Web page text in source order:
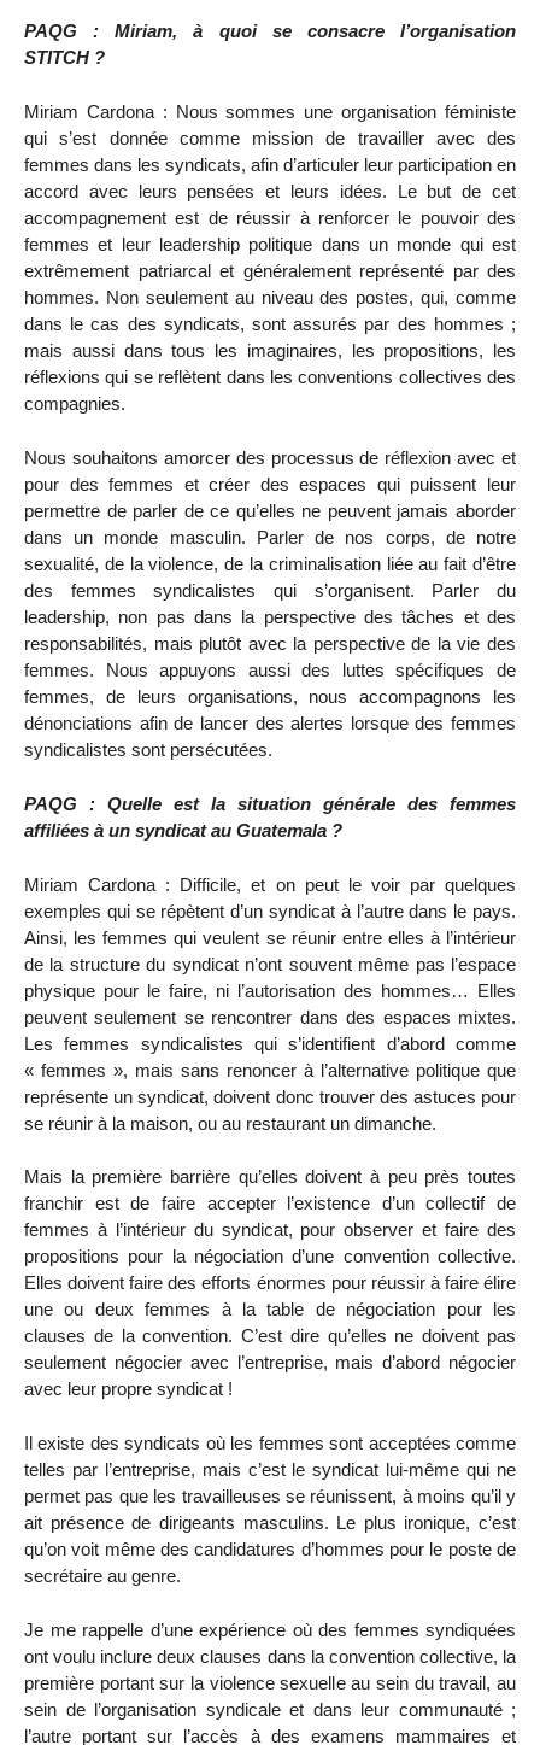
PAQG : Miriam, à quoi se consacre l’organisation
STITCH ?
Miriam Cardona : Nous sommes une organisation féministe
qui s’est donnée comme mission de travailler avec des
femmes dans les syndicats, afin d’articuler leur participation en
accord avec leurs pensées et leurs idées. Le but de cet
accompagnement est de réussir à renforcer le pouvoir des
femmes et leur leadership politique dans un monde qui est
extrêmement patriarcal et généralement représenté par des
hommes. Non seulement au niveau des postes, qui, comme
dans le cas des syndicats, sont assurés par des hommes ;
mais aussi dans tous les imaginaires, les propositions, les
réflexions qui se reflètent dans les conventions collectives des
compagnies.
Nous souhaitons amorcer des processus de réflexion avec et
pour des femmes et créer des espaces qui puissent leur
permettre de parler de ce qu’elles ne peuvent jamais aborder
dans un monde masculin. Parler de nos corps, de notre
sexualité, de la violence, de la criminalisation liée au fait d’être
des femmes syndicalistes qui s’organisent. Parler du
leadership, non pas dans la perspective des tâches et des
responsabilités, mais plutôt avec la perspective de la vie des
femmes. Nous appuyons aussi des luttes spécifiques de
femmes, de leurs organisations, nous accompagnons les
dénonciations afin de lancer des alertes lorsque des femmes
syndicalistes sont persécutées.
PAQG : Quelle est la situation générale des femmes
affiliées à un syndicat au Guatemala ?
Miriam Cardona : Difficile, et on peut le voir par quelques
exemples qui se répètent d’un syndicat à l’autre dans le pays.
Ainsi, les femmes qui veulent se réunir entre elles à l’intérieur
de la structure du syndicat n’ont souvent même pas l’espace
physique pour le faire, ni l’autorisation des hommes… Elles
peuvent seulement se rencontrer dans des espaces mixtes.
Les femmes syndicalistes qui s’identifient d’abord comme
« femmes », mais sans renoncer à l’alternative politique que
représente un syndicat, doivent donc trouver des astuces pour
se réunir à la maison, ou au restaurant un dimanche.
Mais la première barrière qu’elles doivent à peu près toutes
franchir est de faire accepter l’existence d’un collectif de
femmes à l’intérieur du syndicat, pour observer et faire des
propositions pour la négociation d’une convention collective.
Elles doivent faire des efforts énormes pour réussir à faire élire
une ou deux femmes à la table de négociation pour les
clauses de la convention. C’est dire qu’elles ne doivent pas
seulement négocier avec l’entreprise, mais d’abord négocier
avec leur propre syndicat !
Il existe des syndicats où les femmes sont acceptées comme
telles par l’entreprise, mais c’est le syndicat lui-même qui ne
permet pas que les travailleuses se réunissent, à moins qu’il y
ait présence de dirigeants masculins. Le plus ironique, c’est
qu’on voit même des candidatures d’hommes pour le poste de
secrétaire au genre.
Je me rappelle d’une expérience où des femmes syndiquées
ont voulu inclure deux clauses dans la convention collective, la
première portant sur la violence sexuelle au sein du travail, au
sein de l’organisation syndicale et dans leur communauté ;
l’autre portant sur l’accès à des examens mammaires et